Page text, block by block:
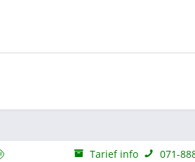
Tarief info 071-